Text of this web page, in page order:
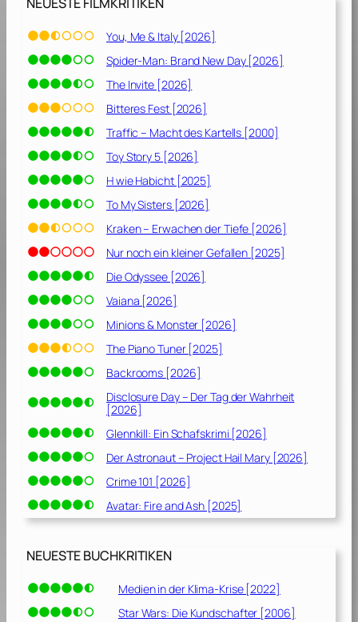
e
n
w
i
e
r
ü
d
e
r
[
2
0
0
1
]
You, Me & Italy [2026]
Spider-Man: Brand New Day [2026]
The Invite [2026]
Bitteres Fest [2026]
Traffic – Macht des Kartells [2000]
Toy Story 5 [2026]
H wie Habicht [2025]
To My Sisters [2026]
Kraken – Erwachen der Tiefe [2026]
Nur noch ein kleiner Gefallen [2025]
Die Odyssee [2026]
Vaiana [2026]
Minions & Monster [2026]
The Piano Tuner [2025]
Backrooms [2026]
Disclosure Day – Der Tag der Wahrheit
[2026]
Glennkill: Ein Schafskrimi [2026]
Der Astronaut – Project Hail Mary [2026]
Crime 101 [2026]
Avatar: Fire and Ash [2025]
NEUESTE BUCHKRITIKEN
Medien in der Klima-Krise [2022]
Star Wars: Die Kundschafter [2006]